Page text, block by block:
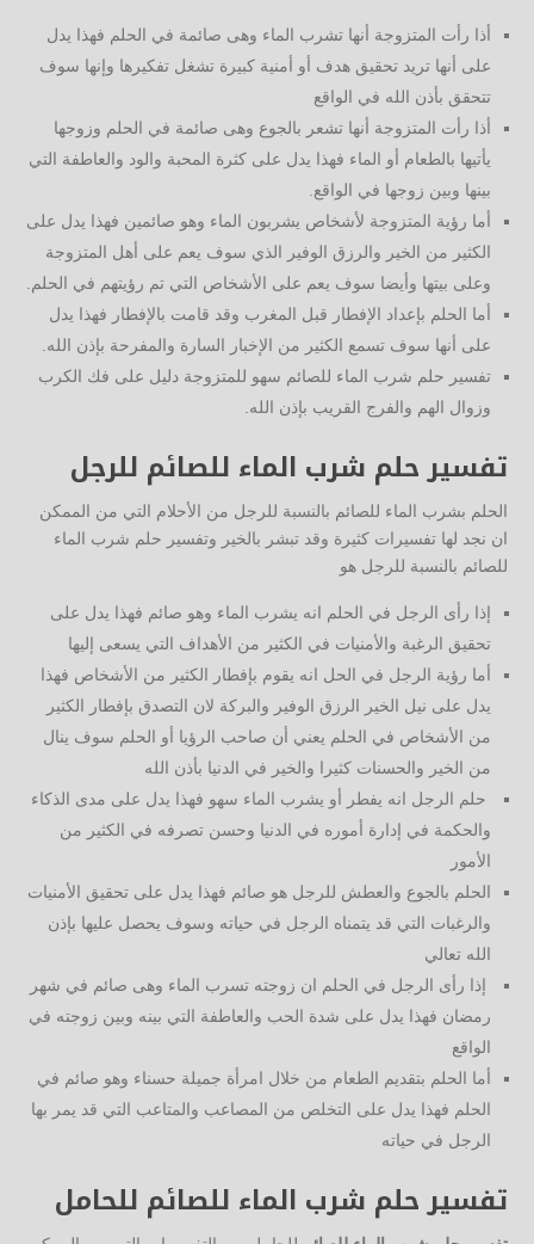
أذا رأت المتزوجة أنها تشرب الماء وهى صائمة في الحلم فهذا يدل
على أنها تريد تحقيق هدف أو أمنية كبيرة تشغل تفكيرها وإنها سوف
تتحقق بأذن الله في الواقع
أذا رأت المتزوجة أنها تشعر بالجوع وهى صائمة في الحلم وزوجها
يأتيها بالطعام أو الماء فهذا يدل على كثرة المحبة والود والعاطفة التي
بينها وبين زوجها في الواقع.
أما رؤية المتزوجة لأشخاص يشربون الماء وهو صائمين فهذا يدل على
الكثير من الخير والرزق الوفير الذي سوف يعم على أهل المتزوجة
وعلى بيتها وأيضا سوف يعم على الأشخاص التي تم رؤيتهم في الحلم.
أما الحلم بإعداد الإفطار قبل المغرب وقد قامت بالإفطار فهذا يدل
على أنها سوف تسمع الكثير من الإخبار السارة والمفرحة بإذن الله.
تفسير حلم شرب الماء للصائم سهو للمتزوجة دليل على فك الكرب
وزوال الهم والفرج القريب بإذن الله.
تفسير حلم شرب الماء للصائم للرجل
الحلم بشرب الماء للصائم بالنسبة للرجل من الأحلام التي من الممكن
ان نجد لها تفسيرات كثيرة وقد تبشر بالخير وتفسير حلم شرب الماء
للصائم بالنسبة للرجل هو
إذا رأى الرجل في الحلم انه يشرب الماء وهو صائم فهذا يدل على
تحقيق الرغبة والأمنيات في الكثير من الأهداف التي يسعى إليها
أما رؤية الرجل في الحل انه يقوم بإفطار الكثير من الأشخاص فهذا
يدل على نيل الخير الرزق الوفير والبركة لان التصدق بإفطار الكثير
من الأشخاص في الحلم يعني أن صاحب الرؤيا أو الحلم سوف ينال
من الخير والحسنات كثيرا والخير في الدنيا بأذن الله
حلم الرجل انه يفطر أو يشرب الماء سهو فهذا يدل على مدى الذكاء
والحكمة في إدارة أموره في الدنيا وحسن تصرفه في الكثير من
الأمور
الحلم بالجوع والعطش للرجل هو صائم فهذا يدل على تحقيق الأمنيات
والرغبات التي قد يتمناه الرجل في حياته وسوف يحصل عليها بإذن
الله تعالي
إذا رأى الرجل في الحلم ان زوجته تسرب الماء وهى صائم في شهر
رمضان فهذا يدل على شدة الحب والعاطفة التي بينه وبين زوجته في
الواقع
أما الحلم بتقديم الطعام من خلال امرأة جميلة حسناء وهو صائم في
الحلم فهذا يدل على التخلص من المصاعب والمتاعب التي قد يمر بها
الرجل في حياته
تفسير حلم شرب الماء للصائم للحامل